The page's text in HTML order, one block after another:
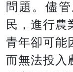
問題。儘
民，進行農
青年卻可能
而無法投入